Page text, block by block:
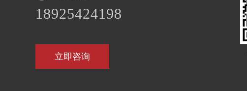
18925424198
立即咨询